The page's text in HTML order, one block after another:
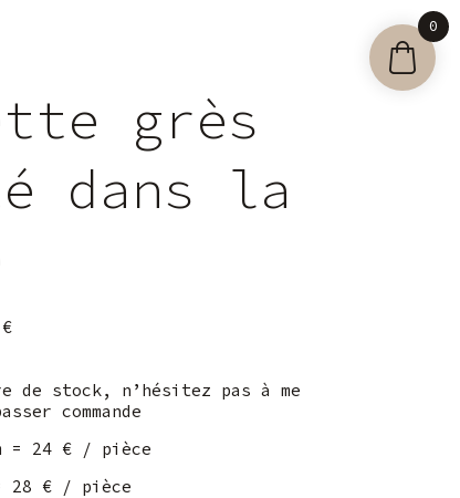
grès
dans la
€
de stock, n’hésitez pas à me
commande
= 24 € / pièce
28 € / pièce
0